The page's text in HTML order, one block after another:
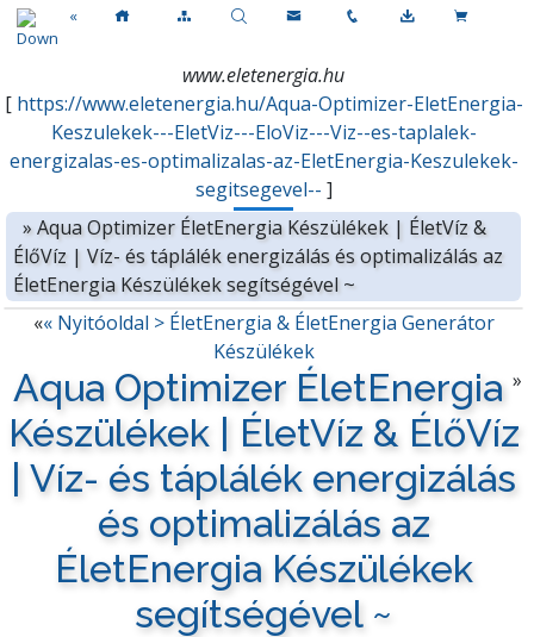
«
www.eletenergia.hu
[ https://www.eletenergia.hu/Aqua-Optimizer-EletEnergia-
Keszulekek---EletViz---EloViz---Viz--es-taplalek-
energizalas-es-optimalizalas-az-EletEnergia-Keszulekek-
segitsegevel-- ]
» Aqua Optimizer ÉletEnergia Készülékek | ÉletVíz &
ÉlőVíz | Víz- és táplálék energizálás és optimalizálás az
ÉletEnergia Készülékek segítségével ~
«« Nyitóoldal > ÉletEnergia & ÉletEnergia Generátor
Készülékek
»
Aqua Optimizer ÉletEnergia
Készülékek | ÉletVíz & ÉlőVíz
| Víz- és táplálék energizálás
és optimalizálás az
ÉletEnergia Készülékek
segítségével ~